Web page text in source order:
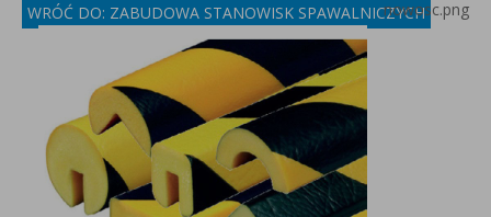
WRÓĆ DO: ZABUDOWA STANOWISK SPAWALNICZYCH